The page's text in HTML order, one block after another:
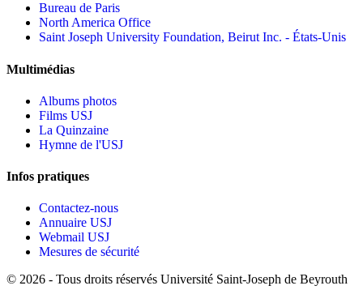
Bureau de Paris
North America Office
Saint Joseph University Foundation, Beirut Inc. - États-Unis
Multimédias
Albums photos
Films USJ
La Quinzaine
Hymne de l'USJ
Infos pratiques
Contactez-nous
Annuaire USJ
Webmail USJ
Mesures de sécurité
© 2026 - Tous droits réservés Université Saint-Joseph de Beyrouth